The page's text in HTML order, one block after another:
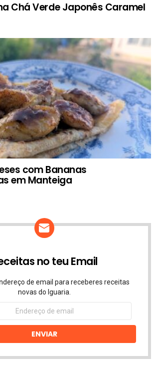
Chá Verde Japonês Caramel
com Bananas
em Manteiga
no teu Email
de email para receberes receitas
novas do Iguaria.
ENVIAR